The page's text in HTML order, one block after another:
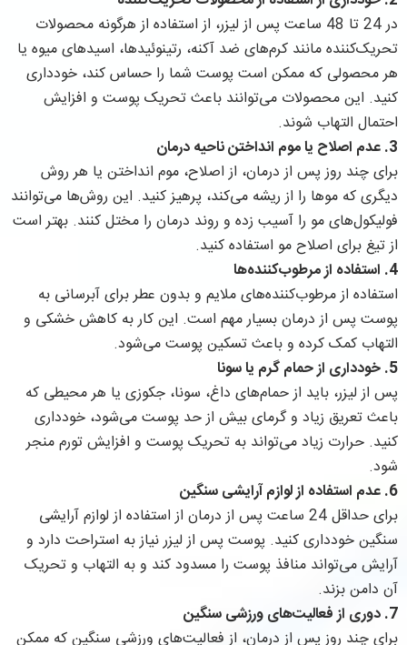
در 24 تا 48 ساعت پس از لیزر، از استفاده از هرگونه محصولات
تحریک‌کننده مانند کرم‌های ضد آکنه، رتینوئیدها، اسیدهای میوه یا
هر محصولی که ممکن است پوست شما را حساس کند، خودداری
کنید. این محصولات می‌توانند باعث تحریک پوست و افزایش
احتمال التهاب شوند.
3. عدم اصلاح یا موم انداختن ناحیه درمان
برای چند روز پس از درمان، از اصلاح، موم انداختن یا هر روش
دیگری که موها را از ریشه می‌کند، پرهیز کنید. این روش‌ها می‌توانند
فولیکول‌های مو را آسیب زده و روند درمان را مختل کنند. بهتر است
از تیغ برای اصلاح مو استفاده کنید.
4. استفاده از مرطوب‌کننده‌ها
استفاده از مرطوب‌کننده‌های ملایم و بدون عطر برای آبرسانی به
پوست پس از درمان بسیار مهم است. این کار به کاهش خشکی و
التهاب کمک کرده و باعث تسکین پوست می‌شود.
5. خودداری از حمام گرم یا سونا
پس از لیزر، باید از حمام‌های داغ، سونا، جکوزی یا هر محیطی که
باعث تعریق زیاد و گرمای بیش از حد پوست می‌شود، خودداری
کنید. حرارت زیاد می‌تواند به تحریک پوست و افزایش تورم منجر
شود.
6. عدم استفاده از لوازم آرایشی سنگین
برای حداقل 24 ساعت پس از درمان از استفاده از لوازم آرایشی
سنگین خودداری کنید. پوست پس از لیزر نیاز به استراحت دارد و
آرایش می‌تواند منافذ پوست را مسدود کند و به التهاب و تحریک
آن دامن بزند.
7. دوری از فعالیت‌های ورزشی سنگین
برای چند روز پس از درمان، از فعالیت‌های ورزشی سنگین که ممکن